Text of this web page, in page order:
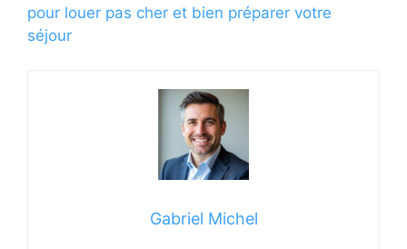
pour louer pas cher et bien préparer votre
séjour
Gabriel Michel